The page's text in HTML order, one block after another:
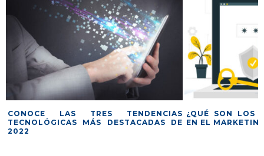
DE
¿QUÉ SON LOS COOKIES DE RASTREO
EN EL MARKETING DIGITAL?
DE